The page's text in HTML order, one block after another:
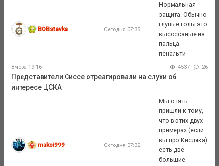
BOBstavka Сегодня 07:35
Нормальная
защита. Обычно
глупые голы это
высоссаные из
пальца
пенальти
Вчера 19:16 4537 26
Представители Сиссе отреагировали на слухи об
интересе ЦСКА
maksi999 Сегодня 07:32
Мы опять
пришли к тому,
что в этих двух
примерах (если
вы про Кисляка)
есть две
большие